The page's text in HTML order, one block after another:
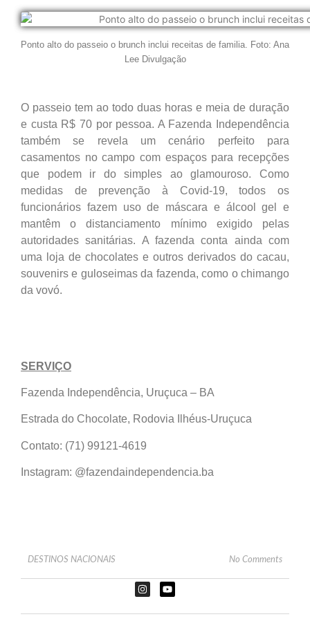
Ponto alto do passeio o brunch inclui receitas de familia. Foto: Ana
Lee Divulgação
O passeio tem ao todo duas horas e meia de duração
e custa R$ 70 por pessoa. A Fazenda Independência
também se revela um cenário perfeito para
casamentos no campo com espaços para recepções
que podem ir do simples ao glamouroso. Como
medidas de prevenção à Covid-19, todos os
funcionários fazem uso de máscara e álcool gel e
mantêm o distanciamento mínimo exigido pelas
autoridades sanitárias. A fazenda conta ainda com
uma loja de chocolates e outros derivados do cacau,
souvenirs e guloseimas da fazenda, como o chimango
da vovó.
SERVIÇO
Fazenda Independência, Uruçuca – BA
Estrada do Chocolate, Rodovia Ilhéus-Uruçuca
Contato: (71) 99121-4619
Instagram: @fazendaindependencia.ba
DESTINOS NACIONAIS No Comments